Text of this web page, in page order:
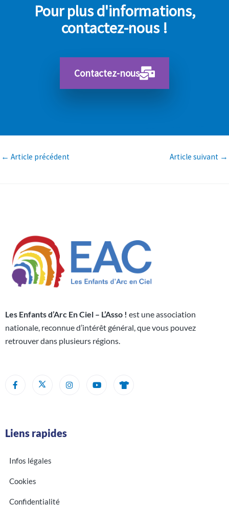
Pour plus d'informations,
contactez-nous !
Contactez-nous
← Article précédent Article suivant →
Les Enfants d’Arc En Ciel – L’Asso ! est une association
nationale, reconnue d’intérêt général, que vous pouvez
retrouver dans plusieurs régions.
Liens rapides
Infos légales
Cookies
Confidentialité